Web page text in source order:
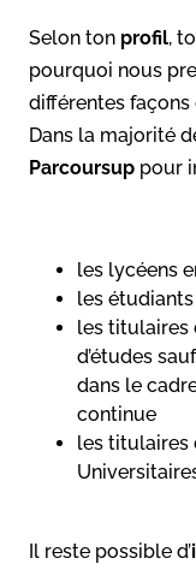
Selon ton profil,
pourquoi nous
différentes façons
Dans la majorité
Parcoursup pour
les lycéens
les étudiants
les titulaires
d’études
dans le
continue
les titulaires
Il reste possible d’